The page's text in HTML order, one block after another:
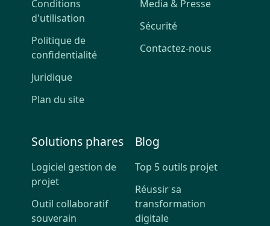
Conditions
d'utilisation
Politique de
confidentialité
Juridique
Plan du site
Media & Presse
Sécurité
Contactez-nous
Solutions phares
Logiciel gestion de
projet
Outil collaboratif
souverain
Blog
Top 5 outils projet
Réussir sa
transformation
digitale